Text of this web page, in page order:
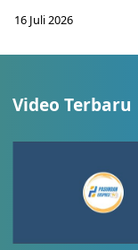
16 Juli 2026
Video Terbaru